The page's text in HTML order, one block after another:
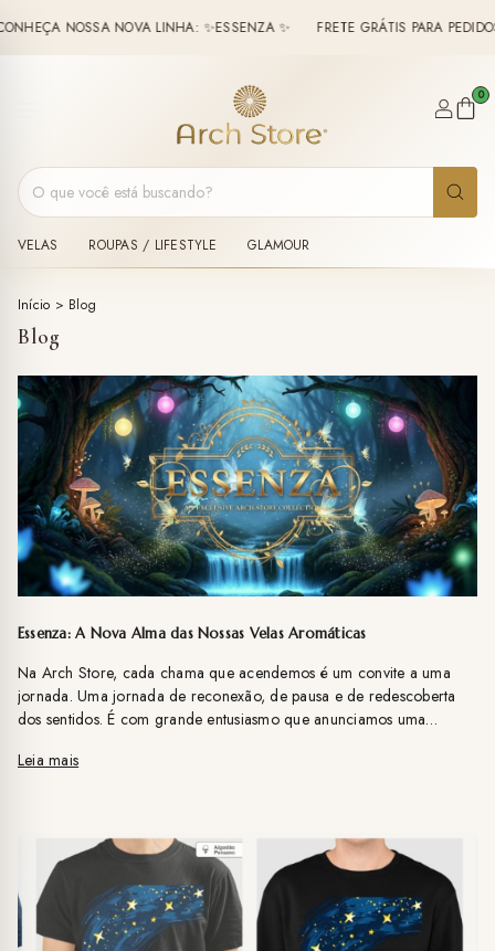
NOSSA NOVA LINHA: ✨ESSENZA ✨ FRETE GRÁTIS PARA
0
VELAS ROUPAS / LIFESTYLE GLAMOUR
Início > Blog
Blog
Essenza: A Nova Alma das Nossas Velas Aromáticas
Na Arch Store, cada chama que acendemos é um convite a uma
jornada. Uma jornada de reconexão, de pausa e de redescoberta
dos sentidos. É com grande entusiasmo que anunciamos uma
a transição de "Smell Sensations" para a Coleção Essenza. Desde o
espírito. A coleção "Smell Sensations" nos acompanhou nessa
caminhada, trazendo aromas que despertaram memórias e
sensações únicas em seus lares.
Leia mais